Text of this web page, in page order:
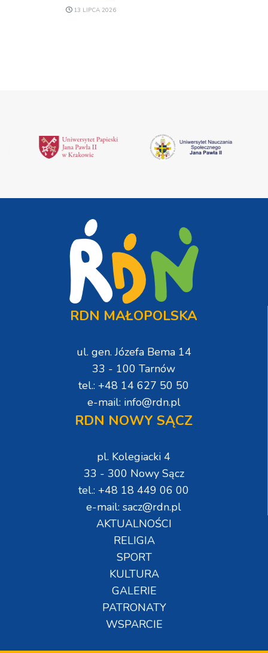
13 LIPCA 2026
RDN MAŁOPOLSKA
ul. gen. Józefa Bema 14
33 - 100 Tarnów
tel.: +48 14 627 50 50
e-mail: info@rdn.pl
RDN NOWY SĄCZ
pl. Kolegiacki 4
33 - 300 Nowy Sącz
tel.: +48 18 449 06 00
e-mail: sacz@rdn.pl
AKTUALNOŚCI
RELIGIA
SPORT
KULTURA
GALERIE
PATRONATY
WSPARCIE